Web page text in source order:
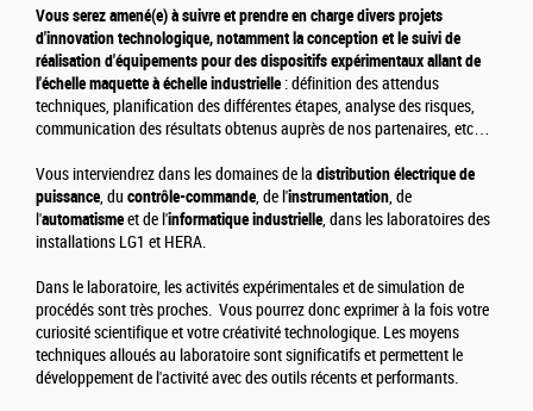
Vous serez amené(e) à suivre et prendre en charge divers projets
d'innovation technologique, notamment la conception et le suivi de
réalisation d'équipements pour des dispositifs expérimentaux allant de
l'échelle maquette à échelle industrielle : définition des attendus
techniques, planification des différentes étapes, analyse des risques,
communication des résultats obtenus auprès de nos partenaires, etc…
Vous interviendrez dans les domaines de la distribution électrique de
puissance, du contrôle-commande, de l'instrumentation, de
l'automatismeet de l'informatique industrielle, dans les laboratoires des
installations LG1 et HERA.
Dans le laboratoire, les activités expérimentales et de simulation de
procédés sont très proches. Vous pourrez donc exprimer à la fois votre
curiosité scientifique et votre créativité technologique. Les moyens
techniques alloués au laboratoire sont significatifs et permettent le
développement de l'activité avec des outils récents et performants.